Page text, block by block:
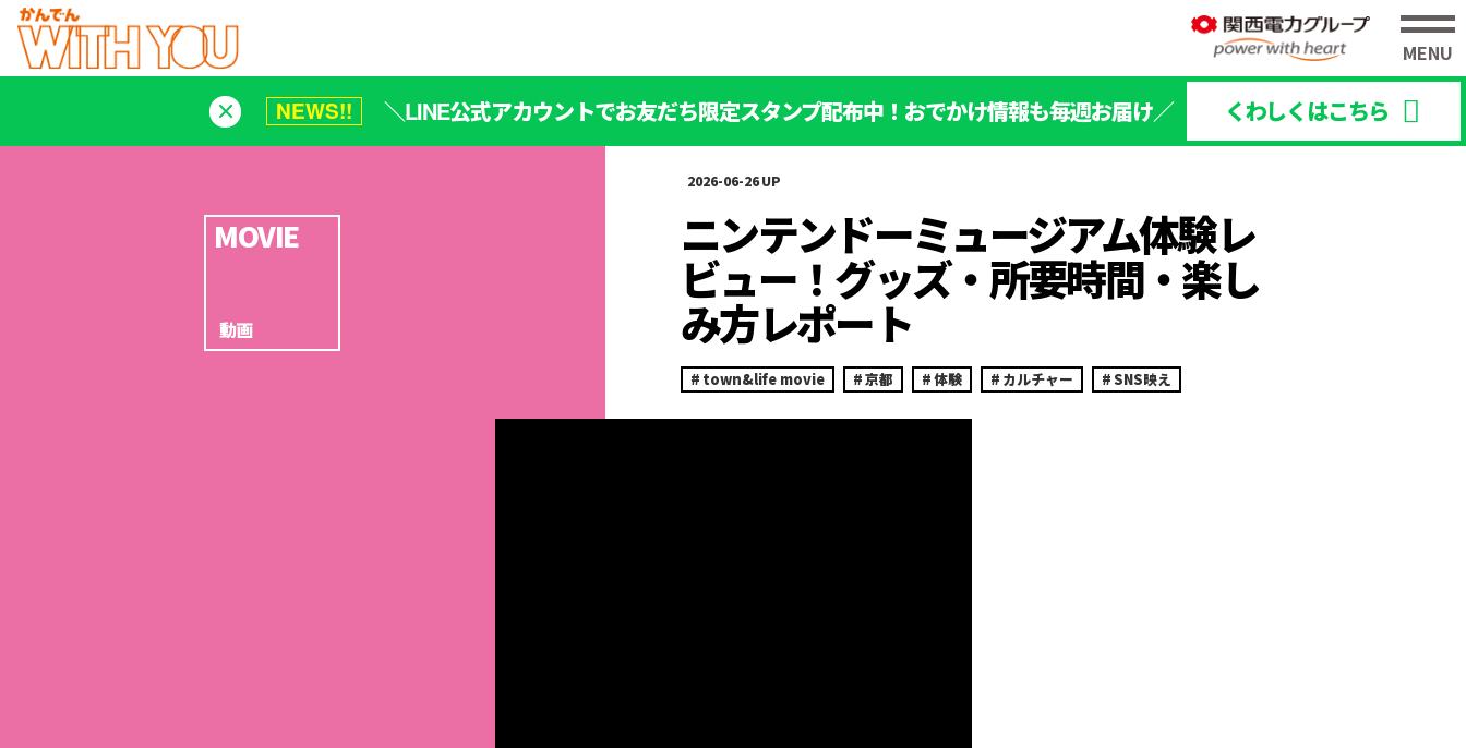
NEWS!! ＼LINE公式アカウントでお友だち限定スタンプ配布中！おでかけ情報も毎週お届け／ くわしくはこちら
ニンテンドーミュージアム体験レ
ビュー！グッズ・所要時間・楽し
み方レポート
2026-06-26
town&life movie 京都 体験 カルチャー SNS映え